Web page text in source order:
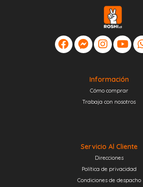
Información
Cómo comprar
Trabaja con nosotros
Servicio Al Cliente
Direcciones
Política de privacidad
Condiciones de despacho